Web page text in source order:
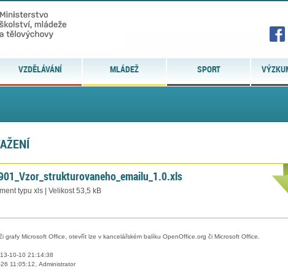
VZDĚLÁVÁNÍ MLÁDEŽ SPORT
typu xls | Velikost 53,5 kB
grafy Microsoft Office, otevřít lze v kancelářském balíku OpenOffice.org či Microsoft Office.
10-10 21:14:38
11:05:12, Administrator